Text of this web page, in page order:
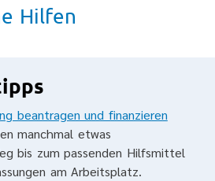
Hilfen
beantragen und finanzieren
manchmal etwas
bis zum passenden Hilfsmittel
am Arbeitsplatz.